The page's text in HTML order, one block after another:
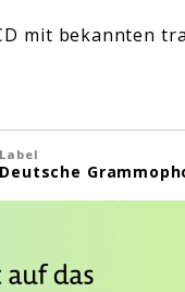
mit bekannten
Label
Deutsche